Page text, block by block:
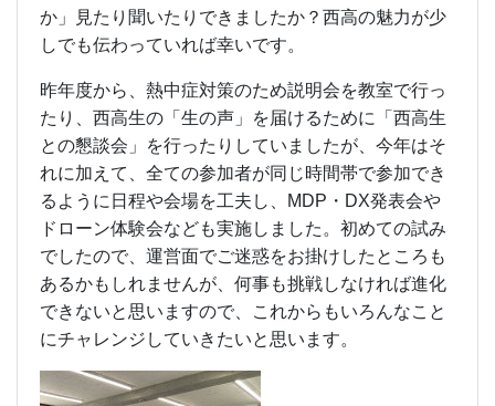
か」見たり聞いたりできましたか？西高の魅力が少
しでも伝わっていれば幸いです。
昨年度から、熱中症対策のため説明会を教室で行っ
たり、西高生の「生の声」を届けるために「西高生
との懇談会」を行ったりしていましたが、今年はそ
れに加えて、全ての参加者が同じ時間帯で参加でき
るように日程や会場を工夫し、MDP・DX発表会や
ドローン体験会なども実施しました。初めての試み
でしたので、運営面でご迷惑をお掛けしたところも
あるかもしれませんが、何事も挑戦しなければ進化
できないと思いますので、これからもいろんなこと
にチャレンジしていきたいと思います。